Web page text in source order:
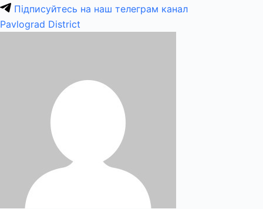
Підписуйтесь на наш телеграм канал
Pavlograd District